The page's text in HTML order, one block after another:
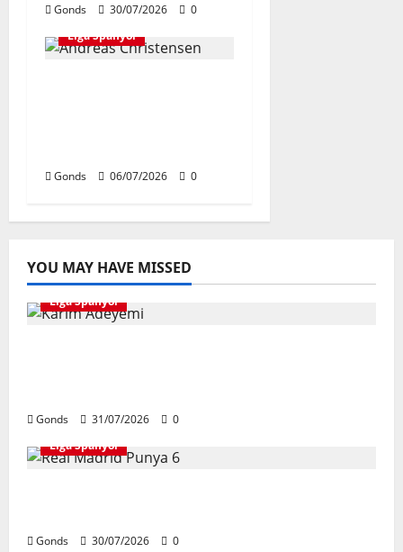
Gonds 30/07/2026
0
Liga Spanyol
Gonds 06/07/2026 0
YOU MAY HAVE MISSED
Liga Spanyol
Gonds 31/07/2026
0
Liga Spanyol
Gonds 30/07/2026 0